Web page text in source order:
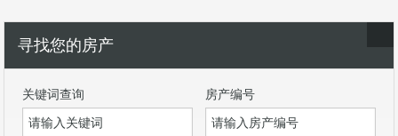
寻找您的房产
关键词查询 房产编号